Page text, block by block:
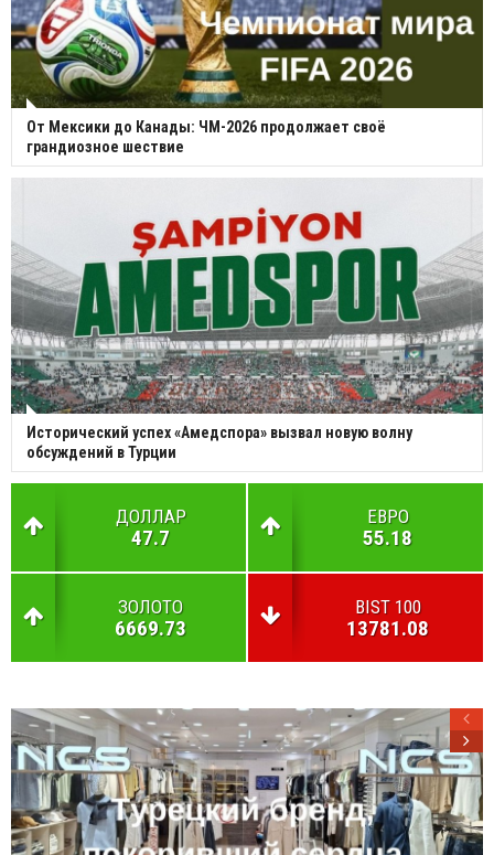
От Мексики до Канады: ЧМ-2026 продолжает своё
грандиозное шествие
Исторический успех «Амедспора» вызвал новую волну
обсуждений в Турции
ДОЛЛАР
47.7
ЕВРО
55.18
ЗОЛОТО
6669.73
BIST 100
13781.08